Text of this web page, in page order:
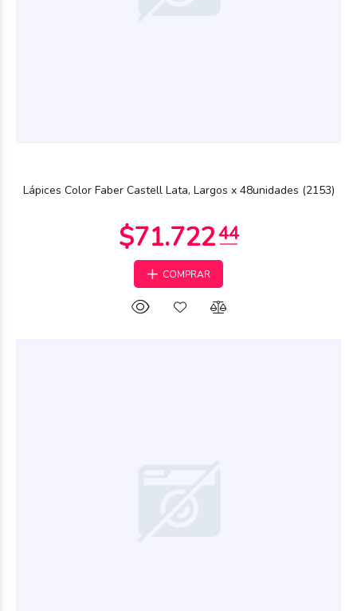
Lápices Color Faber Castell Lata, Largos x 48unidades (2153)
COMPRAR